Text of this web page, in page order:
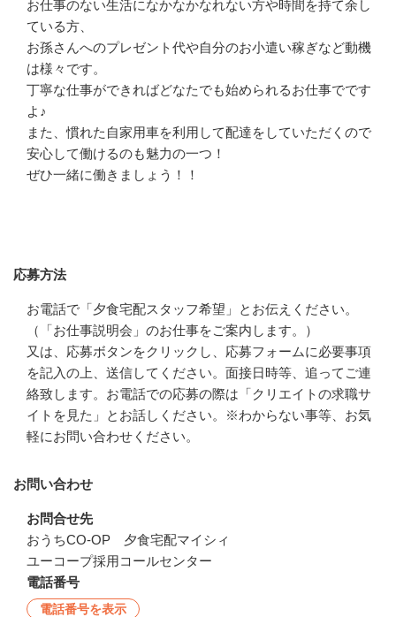
お仕事のない生活になかなかなれない方や時間を持て余し
ている方、
お孫さんへのプレゼント代や自分のお小遣い稼ぎなど動機
は様々です。
丁寧な仕事ができればどなたでも始められるお仕事でです
よ♪
また、慣れた自家用車を利用して配達をしていただくので
安心して働けるのも魅力の一つ！
ぜひ一緒に働きましょう！！
応募方法
お電話で「夕食宅配スタッフ希望」とお伝えください。
（「お仕事説明会」のお仕事をご案内します。）
又は、応募ボタンをクリックし、応募フォームに必要事項
を記入の上、送信してください。面接日時等、追ってご連
絡致します。お電話での応募の際は「クリエイトの求職サ
イトを見た」とお話しください。※わからない事等、お気
軽にお問い合わせください。
お問い合わせ
お問合せ先
おうちCO-OP　夕食宅配マイシィ
ユーコープ採用コールセンター
電話番号
電話番号を表示